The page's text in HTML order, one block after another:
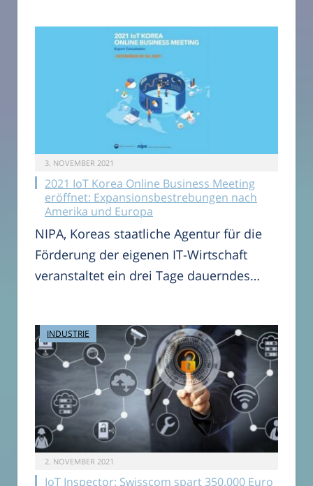
3. NOVEMBER 2021
2021 IoT Korea Online Business Meeting
eröffnet: Expansionsbestrebungen nach
Amerika und Europa
NIPA, Koreas staatliche Agentur für die
Förderung der eigenen IT-Wirtschaft
veranstaltet ein drei Tage dauerndes…
INDUSTRIE
2. NOVEMBER 2021
IoT Inspector: Swisscom spart 350.000 Euro